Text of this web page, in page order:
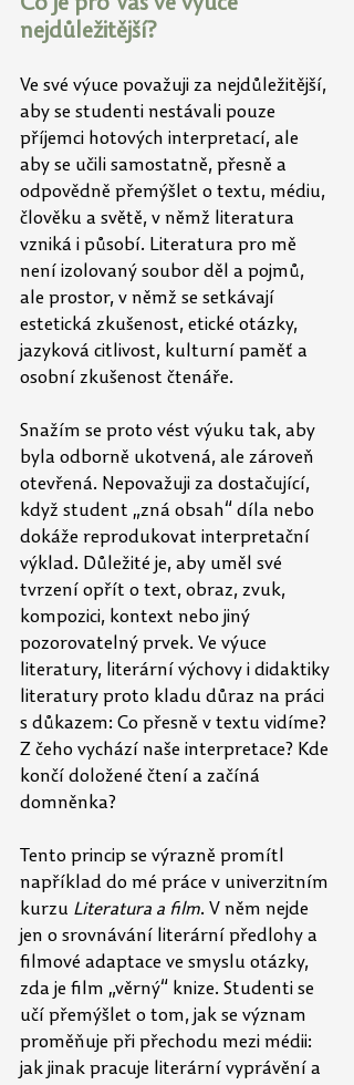
Co je pro Vás ve výuce
nejdůležitější?
Ve své výuce považuji za nejdůležitější,
aby se studenti nestávali pouze
příjemci hotových interpretací, ale
aby se učili samostatně, přesně a
odpovědně přemýšlet o textu, médiu,
člověku a světě, v němž literatura
vzniká i působí. Literatura pro mě
není izolovaný soubor děl a pojmů,
ale prostor, v němž se setkávají
estetická zkušenost, etické otázky,
jazyková citlivost, kulturní paměť a
osobní zkušenost čtenáře.
Snažím se proto vést výuku tak, aby
byla odborně ukotvená, ale zároveň
otevřená. Nepovažuji za dostačující,
když student „zná obsah“ díla nebo
dokáže reprodukovat interpretační
výklad. Důležité je, aby uměl své
tvrzení opřít o text, obraz, zvuk,
kompozici, kontext nebo jiný
pozorovatelný prvek. Ve výuce
literatury, literární výchovy i didaktiky
literatury proto kladu důraz na práci
s důkazem: Co přesně v textu vidíme?
Z čeho vychází naše interpretace? Kde
končí doložené čtení a začíná
domněnka?
Tento princip se výrazně promítl
například do mé práce v univerzitním
kurzu Literatura a film. V něm nejde
jen o srovnávání literární předlohy a
filmové adaptace ve smyslu otázky,
zda je film „věrný“ knize. Studenti se
učí přemýšlet o tom, jak se význam
proměňuje při přechodu mezi médii:
jak jinak pracuje literární vyprávění a